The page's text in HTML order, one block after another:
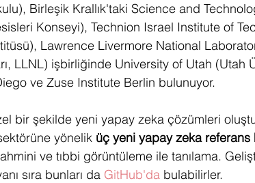
Birleşik Krallık'taki Science and
Konseyi), Technion Israel Institute of
Lawrence Livermore National
LLNL) işbirliğinde University of Utah (Utah
ve Zuse Institute Berlin bulunuyor.
bir şekilde yeni yapay zeka çözümleri
yönelik üç yeni yapay zeka referans
ve tıbbi görüntüleme ile tanılama.
sıra bunları da GitHub'da bulabilirler.